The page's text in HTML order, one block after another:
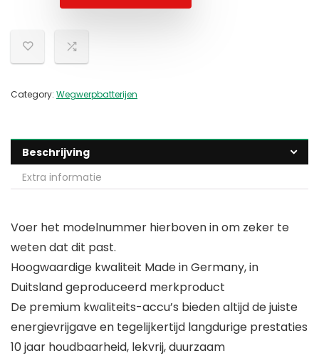
Category: Wegwerpbatterijen
Beschrijving
Extra informatie
Voer het modelnummer hierboven in om zeker te
weten dat dit past.
Hoogwaardige kwaliteit Made in Germany, in
Duitsland geproduceerd merkproduct
De premium kwaliteits-accu’s bieden altijd de juiste
energievrijgave en tegelijkertijd langdurige prestaties
10 jaar houdbaarheid, lekvrij, duurzaam